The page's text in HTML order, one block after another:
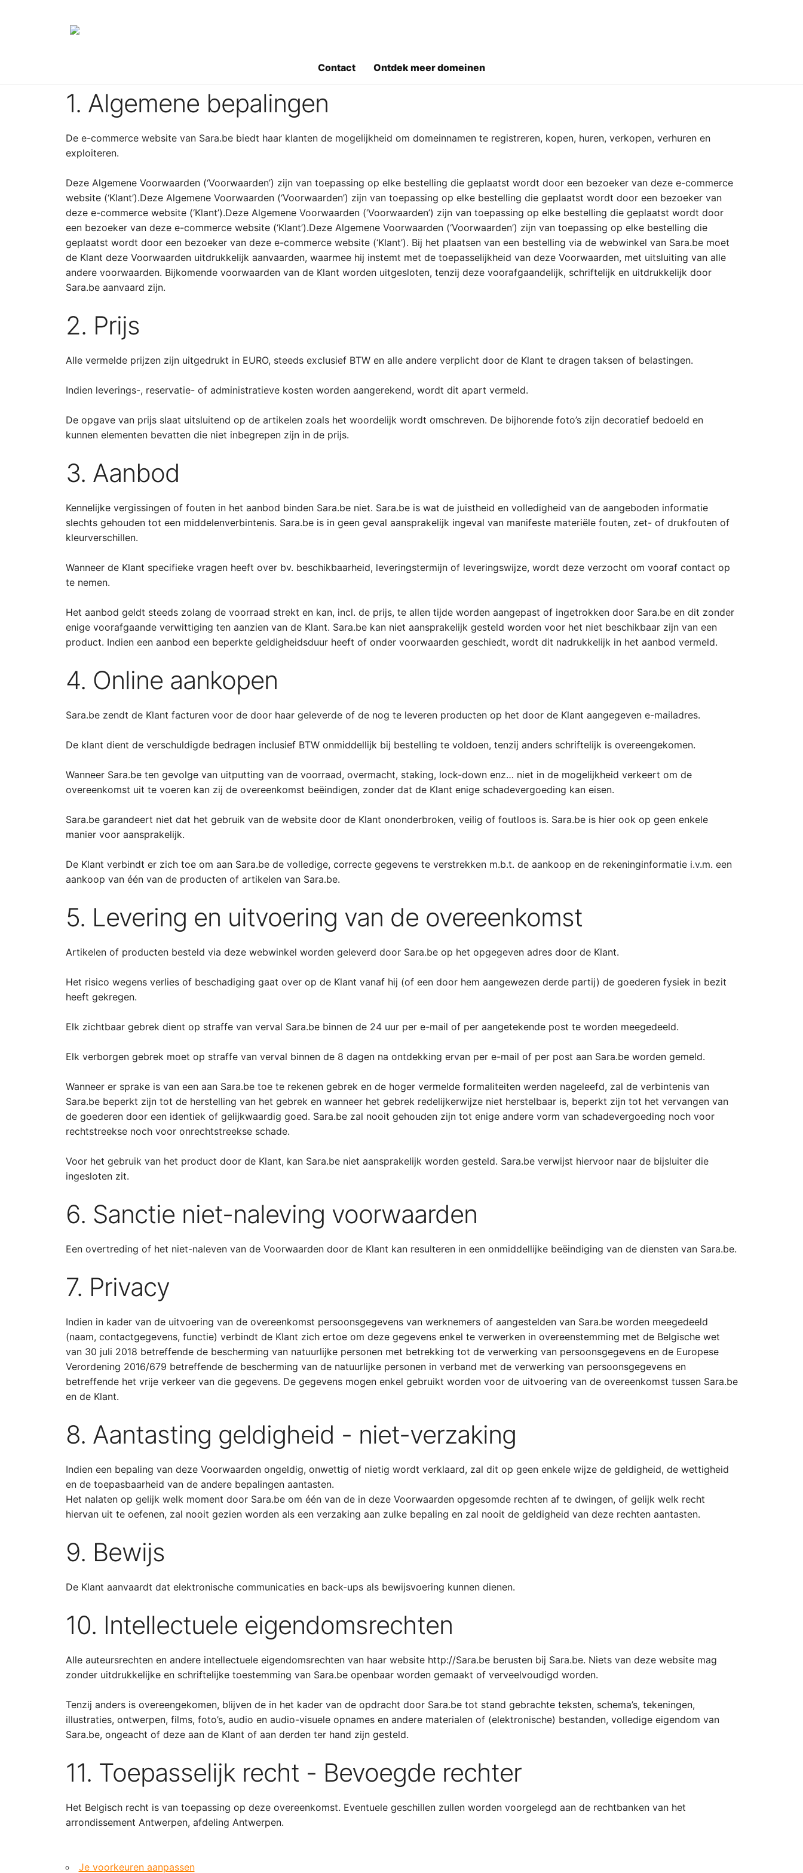
Contact Ontdek meer domeinen
1. Algemene bepalingen
De e-commerce website van Sara.be biedt haar klanten de mogelijkheid om domeinnamen te registreren, kopen, huren, verkopen, verhuren en
exploiteren.
Deze Algemene Voorwaarden (‘Voorwaarden’) zijn van toepassing op elke bestelling die geplaatst wordt door een bezoeker van deze e-commerce
website (‘Klant’).Deze Algemene Voorwaarden (‘Voorwaarden’) zijn van toepassing op elke bestelling die geplaatst wordt door een bezoeker van
deze e-commerce website (‘Klant’).Deze Algemene Voorwaarden (‘Voorwaarden’) zijn van toepassing op elke bestelling die geplaatst wordt door
een bezoeker van deze e-commerce website (‘Klant’).Deze Algemene Voorwaarden (‘Voorwaarden’) zijn van toepassing op elke bestelling die
geplaatst wordt door een bezoeker van deze e-commerce website (‘Klant’). Bij het plaatsen van een bestelling via de webwinkel van Sara.be moet
de Klant deze Voorwaarden uitdrukkelijk aanvaarden, waarmee hij instemt met de toepasselijkheid van deze Voorwaarden, met uitsluiting van alle
andere voorwaarden. Bijkomende voorwaarden van de Klant worden uitgesloten, tenzij deze voorafgaandelijk, schriftelijk en uitdrukkelijk door
Sara.be aanvaard zijn.
2. Prijs
Alle vermelde prijzen zijn uitgedrukt in EURO, steeds exclusief BTW en alle andere verplicht door de Klant te dragen taksen of belastingen.
Indien leverings-, reservatie- of administratieve kosten worden aangerekend, wordt dit apart vermeld.
De opgave van prijs slaat uitsluitend op de artikelen zoals het woordelijk wordt omschreven. De bijhorende foto’s zijn decoratief bedoeld en
kunnen elementen bevatten die niet inbegrepen zijn in de prijs.
3. Aanbod
Kennelijke vergissingen of fouten in het aanbod binden Sara.be niet. Sara.be is wat de juistheid en volledigheid van de aangeboden informatie
slechts gehouden tot een middelenverbintenis. Sara.be is in geen geval aansprakelijk ingeval van manifeste materiële fouten, zet- of drukfouten of
kleurverschillen.
Wanneer de Klant specifieke vragen heeft over bv. beschikbaarheid, leveringstermijn of leveringswijze, wordt deze verzocht om vooraf contact op
te nemen.
Het aanbod geldt steeds zolang de voorraad strekt en kan, incl. de prijs, te allen tijde worden aangepast of ingetrokken door Sara.be en dit zonder
enige voorafgaande verwittiging ten aanzien van de Klant. Sara.be kan niet aansprakelijk gesteld worden voor het niet beschikbaar zijn van een
product. Indien een aanbod een beperkte geldigheidsduur heeft of onder voorwaarden geschiedt, wordt dit nadrukkelijk in het aanbod vermeld.
4. Online aankopen
Sara.be zendt de Klant facturen voor de door haar geleverde of de nog te leveren producten op het door de Klant aangegeven e-mailadres.
De klant dient de verschuldigde bedragen inclusief BTW onmiddellijk bij bestelling te voldoen, tenzij anders schriftelijk is overeengekomen.
Wanneer Sara.be ten gevolge van uitputting van de voorraad, overmacht, staking, lock-down enz… niet in de mogelijkheid verkeert om de
overeenkomst uit te voeren kan zij de overeenkomst beëindigen, zonder dat de Klant enige schadevergoeding kan eisen.
Sara.be garandeert niet dat het gebruik van de website door de Klant ononderbroken, veilig of foutloos is. Sara.be is hier ook op geen enkele
manier voor aansprakelijk.
De Klant verbindt er zich toe om aan Sara.be de volledige, correcte gegevens te verstrekken m.b.t. de aankoop en de rekeninginformatie i.v.m. een
aankoop van één van de producten of artikelen van Sara.be.
5. Levering en uitvoering van de overeenkomst
Artikelen of producten besteld via deze webwinkel worden geleverd door Sara.be op het opgegeven adres door de Klant.
Het risico wegens verlies of beschadiging gaat over op de Klant vanaf hij (of een door hem aangewezen derde partij) de goederen fysiek in bezit
heeft gekregen.
Elk zichtbaar gebrek dient op straffe van verval Sara.be binnen de 24 uur per e-mail of per aangetekende post te worden meegedeeld.
Elk verborgen gebrek moet op straffe van verval binnen de 8 dagen na ontdekking ervan per e-mail of per post aan Sara.be worden gemeld.
Wanneer er sprake is van een aan Sara.be toe te rekenen gebrek en de hoger vermelde formaliteiten werden nageleefd, zal de verbintenis van
Sara.be beperkt zijn tot de herstelling van het gebrek en wanneer het gebrek redelijkerwijze niet herstelbaar is, beperkt zijn tot het vervangen van
de goederen door een identiek of gelijkwaardig goed. Sara.be zal nooit gehouden zijn tot enige andere vorm van schadevergoeding noch voor
rechtstreekse noch voor onrechtstreekse schade.
Voor het gebruik van het product door de Klant, kan Sara.be niet aansprakelijk worden gesteld. Sara.be verwijst hiervoor naar de bijsluiter die
ingesloten zit.
6. Sanctie niet-naleving voorwaarden
Een overtreding of het niet-naleven van de Voorwaarden door de Klant kan resulteren in een onmiddellijke beëindiging van de diensten van Sara.be.
7. Privacy
Indien in kader van de uitvoering van de overeenkomst persoonsgegevens van werknemers of aangestelden van Sara.be worden meegedeeld
(naam, contactgegevens, functie) verbindt de Klant zich ertoe om deze gegevens enkel te verwerken in overeenstemming met de Belgische wet
van 30 juli 2018 betreffende de bescherming van natuurlijke personen met betrekking tot de verwerking van persoonsgegevens en de Europese
Verordening 2016/679 betreffende de bescherming van de natuurlijke personen in verband met de verwerking van persoonsgegevens en
betreffende het vrije verkeer van die gegevens. De gegevens mogen enkel gebruikt worden voor de uitvoering van de overeenkomst tussen Sara.be
en de Klant.
8. Aantasting geldigheid - niet-verzaking
Indien een bepaling van deze Voorwaarden ongeldig, onwettig of nietig wordt verklaard, zal dit op geen enkele wijze de geldigheid, de wettigheid
en de toepasbaarheid van de andere bepalingen aantasten.
Het nalaten op gelijk welk moment door Sara.be om één van de in deze Voorwaarden opgesomde rechten af te dwingen, of gelijk welk recht
hiervan uit te oefenen, zal nooit gezien worden als een verzaking aan zulke bepaling en zal nooit de geldigheid van deze rechten aantasten.
9. Bewijs
De Klant aanvaardt dat elektronische communicaties en back-ups als bewijsvoering kunnen dienen.
10. Intellectuele eigendomsrechten
Alle auteursrechten en andere intellectuele eigendomsrechten van haar website http://Sara.be berusten bij Sara.be. Niets van deze website mag
zonder uitdrukkelijke en schriftelijke toestemming van Sara.be openbaar worden gemaakt of verveelvoudigd worden.
Tenzij anders is overeengekomen, blijven de in het kader van de opdracht door Sara.be tot stand gebrachte teksten, schema’s, tekeningen,
illustraties, ontwerpen, films, foto’s, audio en audio-visuele opnames en andere materialen of (elektronische) bestanden, volledige eigendom van
Sara.be, ongeacht of deze aan de Klant of aan derden ter hand zijn gesteld.
11. Toepasselijk recht - Bevoegde rechter
Het Belgisch recht is van toepassing op deze overeenkomst. Eventuele geschillen zullen worden voorgelegd aan de rechtbanken van het
arrondissement Antwerpen, afdeling Antwerpen.
Je voorkeuren aanpassen